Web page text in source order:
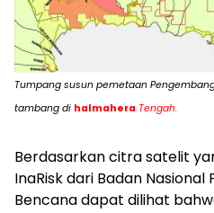
Tumpang susun pemetaan
tambang di halmahera Tengah.
Berdasarkan citra satelit
InaRisk dari Badan
Bencana dapat dilihat